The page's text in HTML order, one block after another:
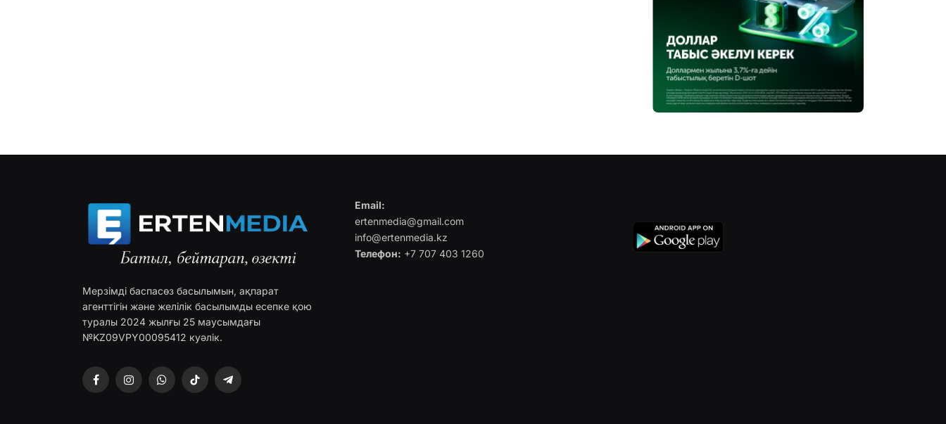
Мерзімді баспасөз басылымын, ақпарат
агенттігін және желілік басылымды есепке қою
туралы 2024 жылғы 25 маусымдағы
№KZ09VPY00095412 куәлік.
FacebookInstagramWhatsAppTikTok Telegram
Email:
ertenmedia@gmail.com
info@ertenmedia.kz
Телефон: +7 707 403 1260